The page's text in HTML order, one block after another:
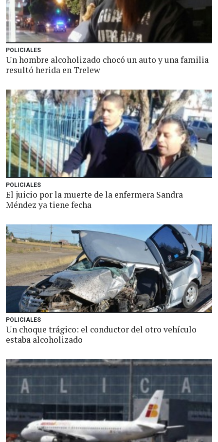
POLICIALES
Un hombre alcoholizado chocó un auto y una familia
resultó herida en Trelew
POLICIALES
El juicio por la muerte de la enfermera Sandra
Méndez ya tiene fecha
POLICIALES
Un choque trágico: el conductor del otro vehículo
estaba alcoholizado